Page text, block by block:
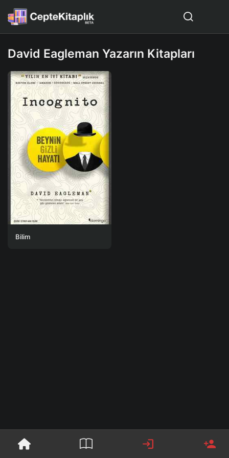
David Eagleman Yazarın Kitapları
Bilim